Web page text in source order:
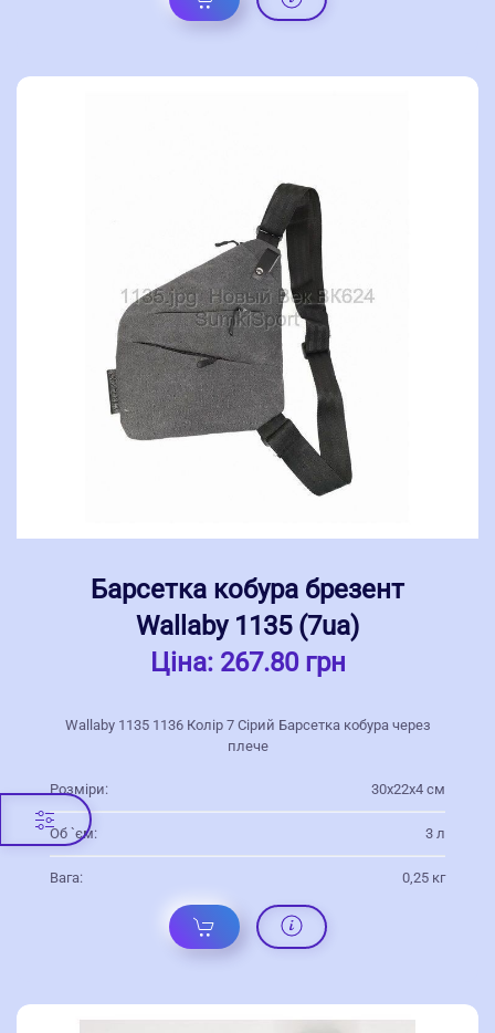
Барсетка кобура брезент
Wallaby 1135 (7ua)
Ціна: 267.80 грн
Wallaby 1135 1136 Колір 7 Сірий Барсетка кобура через
плече
Розміри: 30x22x4 см
Об `єм: 3 л
Вага: 0,25 кг